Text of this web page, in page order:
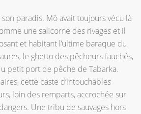
son paradis. Mô avait toujours vécu là
une salicorne des rivages et il
et habitant l’ultime baraque du
le ghetto des pêcheurs fauchés,
petit port de pêche de Tabarka.
cette caste d’intouchables
loin des remparts, accrochée sur
Une tribu de sauvages hors